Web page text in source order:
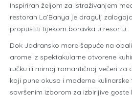
Inspiriran željom za istraživanjem
restoran La’Banya je dragulj
propustiti tijekom boravka u resortu.
Dok Jadransko more šapuće na
arome iz spektakularne otvorene
ručku ili mirnoj romantičnoj večeri za
koji pune okusa i moderne kulinarske
savršenim izborom za izbirljive goste